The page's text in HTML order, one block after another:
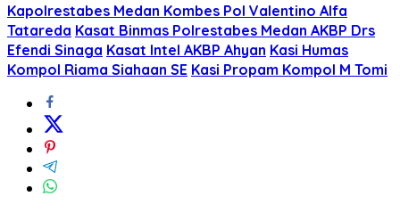
Kapolrestabes Medan Kombes Pol Valentino Alfa
Tatareda Kasat Binmas Polrestabes Medan AKBP Drs
Efendi Sinaga Kasat Intel AKBP Ahyan Kasi Humas
Kompol Riama Siahaan SE Kasi Propam Kompol M Tomi